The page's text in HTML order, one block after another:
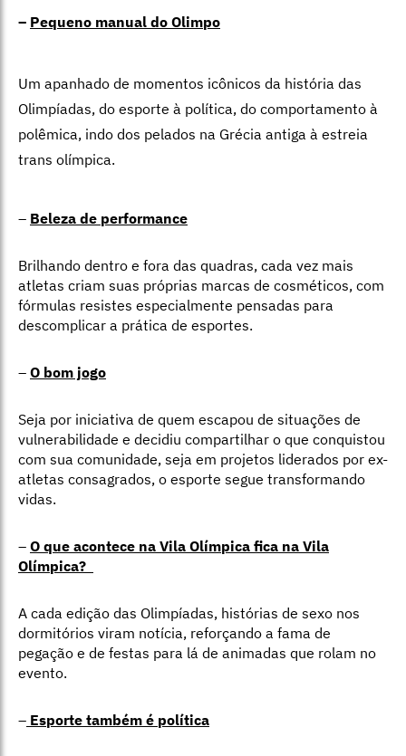
– Pequeno manual do Olimpo
Um apanhado de momentos icônicos da história das
Olimpíadas, do esporte à política, do comportamento à
polêmica, indo dos pelados na Grécia antiga à estreia
trans olímpica.
– Beleza de performance
Brilhando dentro e fora das quadras, cada vez mais
atletas criam suas próprias marcas de cosméticos, com
fórmulas resistes especialmente pensadas para
descomplicar a prática de esportes.
– O bom jogo
Seja por iniciativa de quem escapou de situações de
vulnerabilidade e decidiu compartilhar o que conquistou
com sua comunidade, seja em projetos liderados por ex-
atletas consagrados, o esporte segue transformando
vidas.
– O que acontece na Vila Olímpica fica na Vila
Olímpica?
A cada edição das Olimpíadas, histórias de sexo nos
dormitórios viram notícia, reforçando a fama de
pegação e de festas para lá de animadas que rolam no
evento.
– Esporte também é política